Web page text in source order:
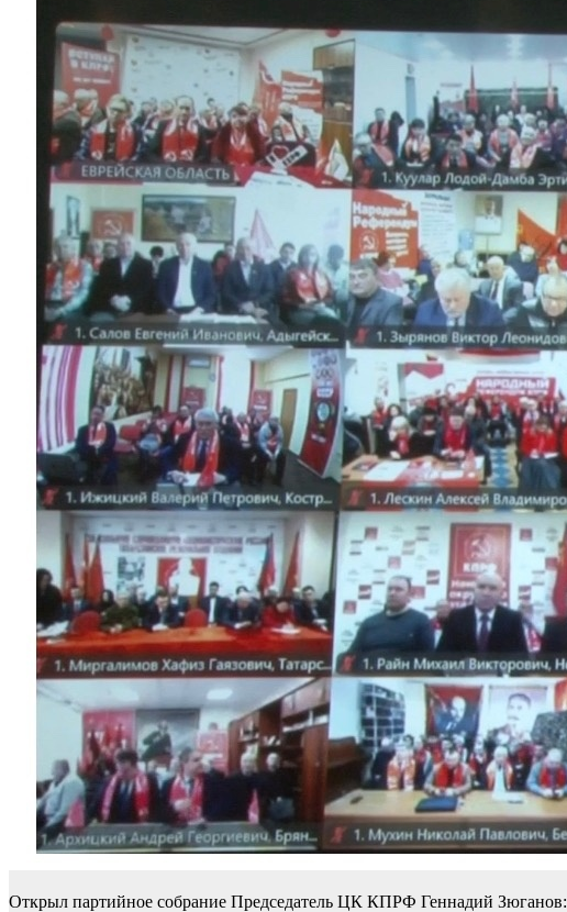
Открыл партийное собрание Председатель ЦК КПРФ Геннадий Зюганов: